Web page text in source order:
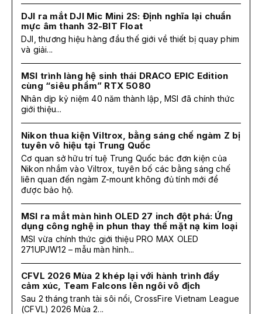
DJI ra mắt DJI Mic Mini 2S: Định nghĩa lại chuẩn
mực âm thanh 32-BIT Float
DJI, thương hiệu hàng đầu thế giới về thiết bị quay phim
và giải...
MSI trình làng hệ sinh thái DRACO EPIC Edition
cùng “siêu phẩm” RTX 5080
Nhân dịp kỷ niệm 40 năm thành lập, MSI đã chính thức
giới thiệu...
Nikon thua kiện Viltrox, bằng sáng chế ngàm Z bị
tuyên vô hiệu tại Trung Quốc
Cơ quan sở hữu trí tuệ Trung Quốc bác đơn kiện của
Nikon nhắm vào Viltrox, tuyên bố các bằng sáng chế
liên quan đến ngàm Z-mount không đủ tính mới để
được bảo hộ.
MSI ra mắt màn hình OLED 27 inch đột phá: Ứng
dụng công nghệ in phun thay thế mặt nạ kim loại
MSI vừa chính thức giới thiệu PRO MAX OLED
271UPJW12 – mẫu màn hình...
CFVL 2026 Mùa 2 khép lại với hành trình đầy
cảm xúc, Team Falcons lên ngôi vô địch
Sau 2 tháng tranh tài sôi nổi, CrossFire Vietnam League
(CFVL) 2026 Mùa 2...